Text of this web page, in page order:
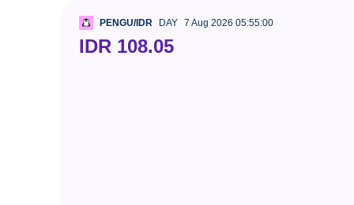
PENGU/IDR DAY 7 Aug 2026 05:55:00
IDR 108.05